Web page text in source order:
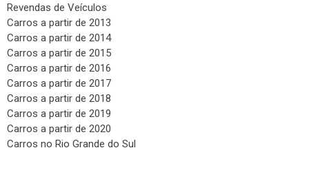
Revendas de Veículos
Carros a partir de 2013
Carros a partir de 2014
Carros a partir de 2015
Carros a partir de 2016
Carros a partir de 2017
Carros a partir de 2018
Carros a partir de 2019
Carros a partir de 2020
Carros no Rio Grande do Sul